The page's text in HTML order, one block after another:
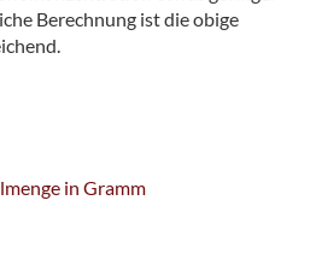
Berechnung ist die obige
in Gramm